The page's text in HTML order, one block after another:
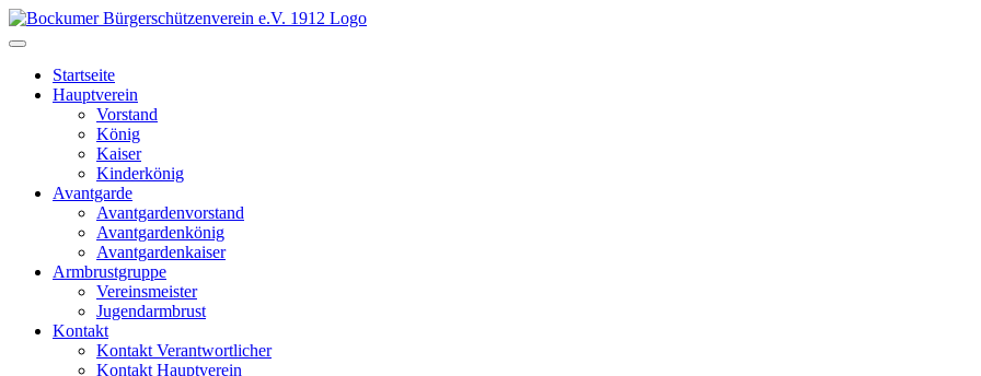
Direkt
zum
Startseite
Hauptverein
Vorstand
König
Kaiser
Kinderkönig
Avantgarde
Avantgardenvorstand
Avantgardenkönig
Avantgardenkaiser
Armbrustgruppe
Vereinsmeister
Jugendarmbrust
Kontakt
Kontakt Verantwortlicher
Kontakt Hauptverein